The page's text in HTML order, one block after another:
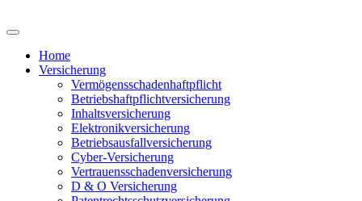
Home
Versicherung
Vermögensschadenhaftpflicht
Betriebshaftpflichtversicherung
Inhaltsversicherung
Elektronikversicherung
Betriebsausfallversicherung
Cyber-Versicherung
Vertrauensschadenversicherung
D & O Versicherung